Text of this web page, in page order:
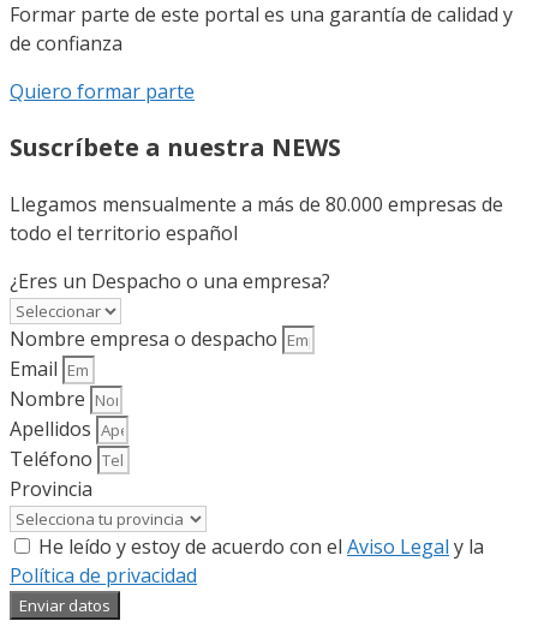
Formar parte de este portal es una garantía de calidad y
de confianza
Quiero formar parte
Suscríbete a nuestra NEWS
Llegamos mensualmente a más de 80.000 empresas de
todo el territorio español
¿Eres un Despacho o una empresa?
Nombre empresa o despacho
Email
Nombre
Apellidos
Teléfono
Provincia
He leído y estoy de acuerdo con el Aviso Legal y la
Política de privacidad
Enviar datos